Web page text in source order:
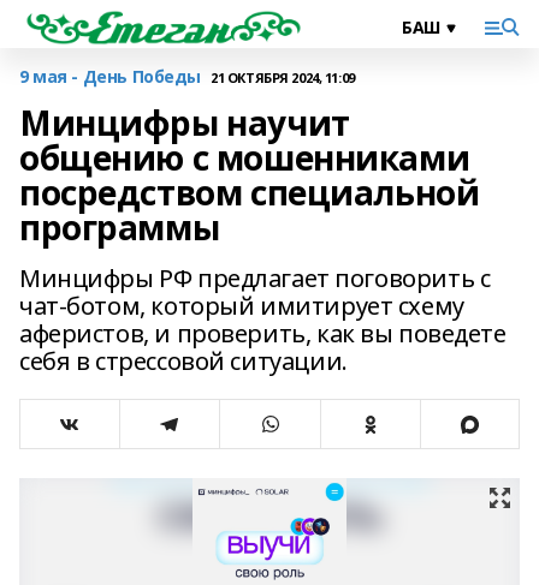
9 мая - День Победы 21 ОКТЯБРЯ 2024, 11:09
Минцифры научит
общению с мошенниками
посредством специальной
программы
Минцифры РФ предлагает поговорить с
чат-ботом, который имитирует схему
аферистов, и проверить, как вы поведете
себя в стрессовой ситуации.